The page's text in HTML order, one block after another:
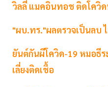
วิลลี่ แมคอินทอช ติดโควิ
"ผบ.ทร."ผลตรวจเป็นลบ
ยันต์กันผีโควิด-19 หมอธี
เลี่ยงติดเชื้อ